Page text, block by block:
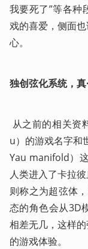
我要死了”等各种
戏的喜爱，侧面
心。
独创弦化系统，
u）的游戏名字和
Yau manifold）
人类进入了卡拉
则称之为超弦体
态的角色会从3D
相差无几，这样
的游戏体验。